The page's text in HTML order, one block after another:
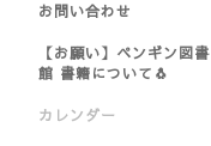
お問い合わせ
【お願い】ペンギン図書
館 書籍について🐧
カレンダー